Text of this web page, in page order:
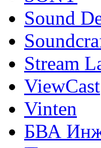
Sound
Stream
ViewCast
Vinten
БВА